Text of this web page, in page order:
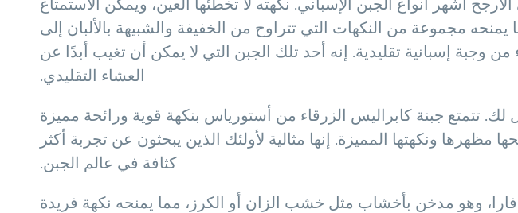
أشهر أنواع الجبن الإسباني. نكهته لا تخطئها العين، ويمكن الاستمتاع
يمكن أن ينضج مانشيجا بين 30 يومًا وسنتين، مما يمنحه مجموعة من النكهات التي تتراوح من الخفيفة والشبيهة بالألبان إلى
من وجبة إسبانية تقليدية. إنه أحد تلك الجبن التي لا يمكن أن تغيب أبدًا عن
العشاء التقليدي.
تتمتع جبنة كابراليس الزرقاء من أستورياس بنكهة قوية ورائحة مميزة
ونكهتها المميزة. إنها مثالية لأولئك الذين يبحثون عن تجربة أكثر
كثافة في عالم الجبن.
وهو مدخن بأخشاب مثل خشب الزان أو الكرز، مما يمنحه نكهة فريدة